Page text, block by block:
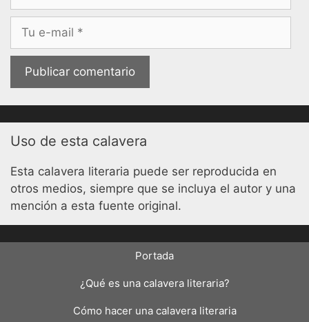
electrónico
Uso de esta calavera
Esta calavera literaria puede ser reproducida en
otros medios, siempre que se incluya el autor y una
mención a esta fuente original.
Portada
¿Qué es una calavera literaria?
Cómo hacer una calavera literaria